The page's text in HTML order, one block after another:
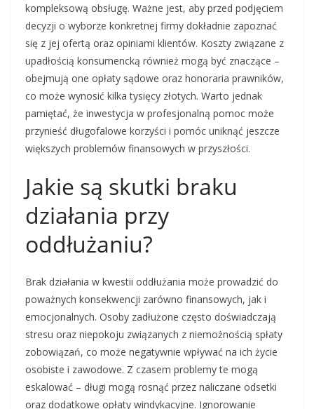
kompleksową obsługę. Ważne jest, aby przed podjęciem
decyzji o wyborze konkretnej firmy dokładnie zapoznać
się z jej ofertą oraz opiniami klientów. Koszty związane z
upadłością konsumencką również mogą być znaczące –
obejmują one opłaty sądowe oraz honoraria prawników,
co może wynosić kilka tysięcy złotych. Warto jednak
pamiętać, że inwestycja w profesjonalną pomoc może
przynieść długofalowe korzyści i pomóc uniknąć jeszcze
większych problemów finansowych w przyszłości.
Jakie są skutki braku
działania przy
oddłużaniu?
Brak działania w kwestii oddłużania może prowadzić do
poważnych konsekwencji zarówno finansowych, jak i
emocjonalnych. Osoby zadłużone często doświadczają
stresu oraz niepokoju związanych z niemożnością spłaty
zobowiązań, co może negatywnie wpływać na ich życie
osobiste i zawodowe. Z czasem problemy te mogą
eskalować – długi mogą rosnąć przez naliczane odsetki
oraz dodatkowe opłaty windykacyjne. Ignorowanie